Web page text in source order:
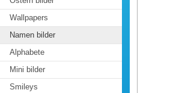
Wallpapers
Namen bilder
Alphabete
Mini bilder
Smileys